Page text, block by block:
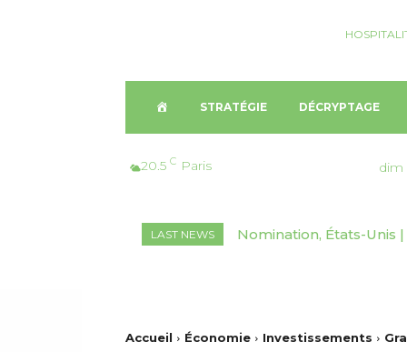
U
STRATÉGIE DÉCRYPTAGE
20.5 C Paris dim
LAST NEWS
Nomination, États-Unis
Finance, France |
Accueil Économie Investissements